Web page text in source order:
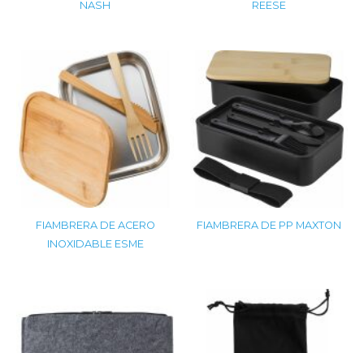
NASH REESE
FIAMBRERA DE ACERO
INOXIDABLE ESME
FIAMBRERA DE PP MAXTON